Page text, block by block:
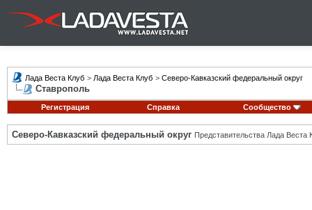
Лада Веста Клуб > Лада Веста Клуб > Северо-Кавказский федеральный округ
Ставрополь
Регистрация Справка Сообщество
Северо-Кавказский федеральный округ Представительства Лада Веста